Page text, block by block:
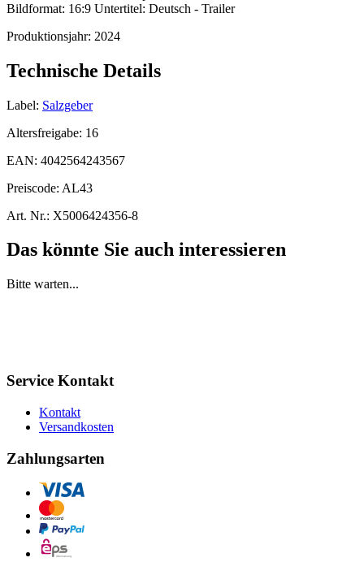
Bildformat: 16:9 Untertitel: Deutsch - Trailer
Produktionsjahr: 2024
Technische Details
Label: Salzgeber
Altersfreigabe: 16
EAN: 4042564243567
Preiscode: AL43
Art. Nr.: X5006424356-8
Das könnte Sie auch interessieren
Bitte warten...
Service Kontakt
Kontakt
Versandkosten
Zahlungsarten